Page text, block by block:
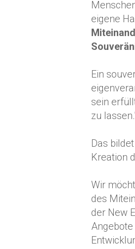
eigene
Ein
sein
zu
Das
Kreation
Wir
des
der New